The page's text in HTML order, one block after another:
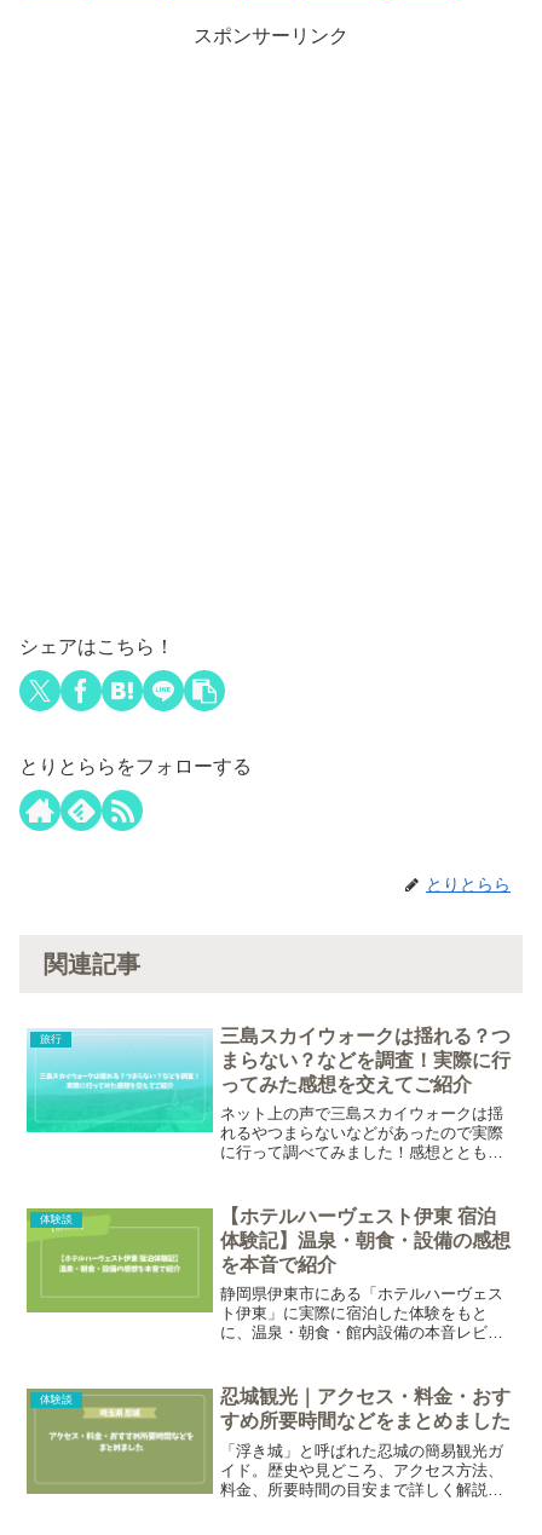
スポンサーリンク
シェアはこちら！
とりとららをフォローする
とりとらら
関連記事
旅行
三島スカイウォークは揺れる？つ
まらない？などを調査！実際に行
ってみた感想を交えてご紹介
ネット上の声で三島スカイウォークは揺
れるやつまらないなどがあったので実際
に行って調べてみました！感想とともに
体験談
【ホテルハーヴェスト伊東 宿泊
体験記】温泉・朝食・設備の感想
を本音で紹介
静岡県伊東市にある「ホテルハーヴェス
ト伊東」に実際に宿泊した体験をもと
に、温泉・朝食・館内設備の本音レビュ
温泉や朝食の内容など、初めて泊まる方
が気になるポイントをご紹介していま
す。
体験談
忍城観光｜アクセス・料金・おす
すめ所要時間などをまとめました
「浮き城」と呼ばれた忍城の簡易観光ガ
イド。歴史や見どころ、アクセス方法、
料金、所要時間の目安まで詳しく解説。